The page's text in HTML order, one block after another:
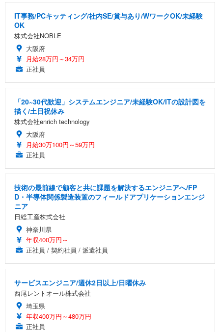
IT事務/PCキッティング/社内SE/賞与あり/WワークOK/未経験
OK
株式会社NOBLE
大阪府
月給28万円～34万円
正社員
「20~30代歓迎」システムエンジニア/未経験OK/ITの設計図を
描く/土日祝休み
株式会社enrich technology
大阪府
月給30万100円～59万円
正社員
技術の最前線で顧客と共に課題を解決するエンジニアへ/FP
D・半導体関係製造装置のフィールドアプリケーションエンジ
ニア
日総工産株式会社
神奈川県
年収400万円～
正社員 / 契約社員 / 派遣社員
サービスエンジニア/週休2日以上/日曜休み
西尾レントオール株式会社
埼玉県
年収400万円～480万円
正社員